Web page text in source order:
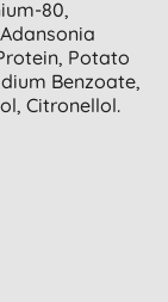
80,
Potato
Benzoate,
Citronellol.